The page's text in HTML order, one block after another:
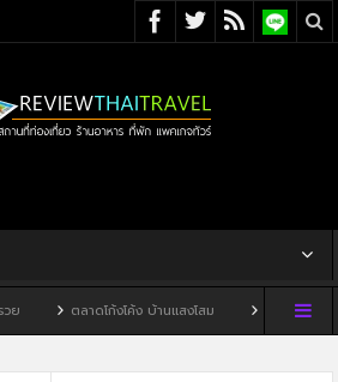
ตลาดโก้งโค้ง บ้านแสงโสม ทิวผาคาเฟ่